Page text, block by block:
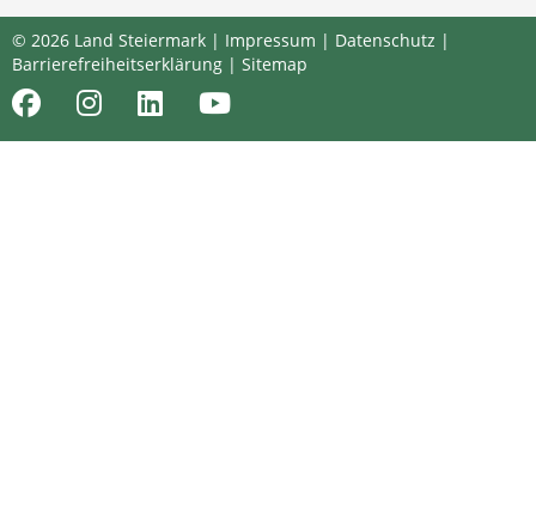
© 2026 Land Steiermark | Impressum | Datenschutz |
Barrierefreiheitserklärung | Sitemap
FacebookInstagramLinkedInYoutube